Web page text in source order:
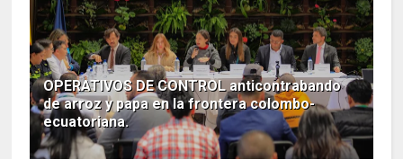
OPERATIVOS DE CONTROL anticontrabando
de arroz y papa en la frontera colombo-
ecuatoriana.